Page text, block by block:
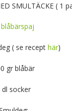
SMULTÄCKE ( 1
( se recept här)
gr blåbär
dl socker